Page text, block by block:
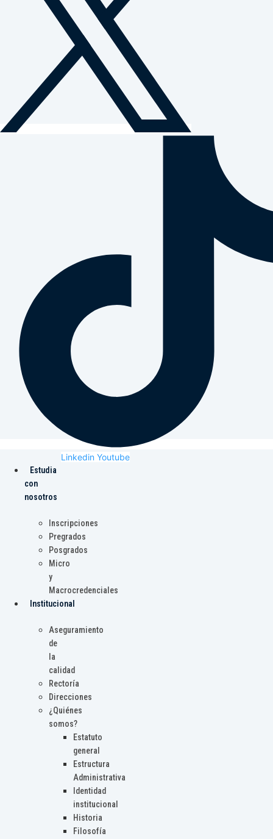
Linkedin Youtube
Estudia
con
nosotros
Inscripciones
Pregrados
Posgrados
Micro
y
Macrocredenciales
Institucional
Aseguramiento
de
la
calidad
Rectoría
Direcciones
¿Quiénes
somos?
Estatuto
general
Estructura
Administrativa
Identidad
institucional
Historia
Filosofía